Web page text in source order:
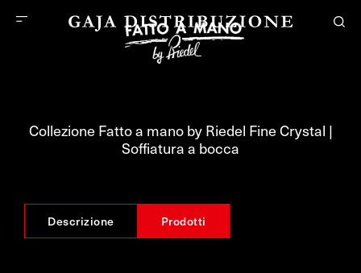
Collezione Fatto a mano by Riedel Fine Crystal |
Soffiatura a bocca
Descrizione Prodotti